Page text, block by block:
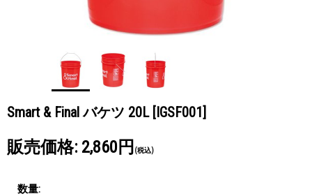
Smart & Final バケツ 20L [IGSF001]
販売価格: 2,860円 (税込)
数量: